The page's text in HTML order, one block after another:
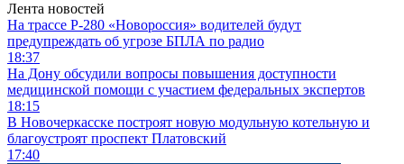
Лента новостей
На трассе Р-280 «Новороссия» водителей будут
предупреждать об угрозе БПЛА по радио
18:37
На Дону обсудили вопросы повышения доступности
медицинской помощи с участием федеральных экспертов
18:15
В Новочеркасске построят новую модульную котельную и
благоустроят проспект Платовский
17:40